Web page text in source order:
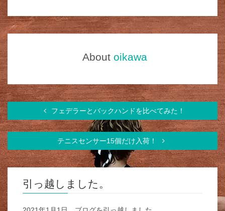
About oikawa
フェデラーとバックハンドを比べてみた！
テニスセンサー15個だけ入荷！
引っ越しました。